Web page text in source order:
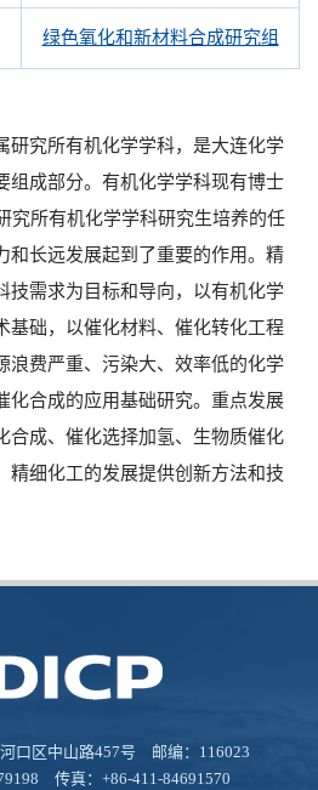
绿色氧化和新材料合成研究组
研究所有机化学学科，是大连化学
组成部分。有机化学学科现有博士
究所有机化学学科研究生培养的任
和长远发展起到了重要的作用。精
技需求为目标和导向，以有机化学
基础，以催化材料、催化转化工程
浪费严重、污染大、效率低的化学
化合成的应用基础研究。重点发展
合成、催化选择加氢、生物质催化
精细化工的发展提供创新方法和技
口区中山路457号 邮编：116023
传真：+86-411-84691570